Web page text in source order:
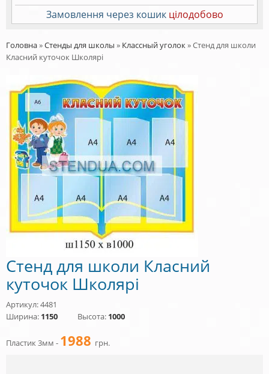
Замовлення через кошик цілодобово
Головна»Стенды для школы » Классный уголок»Стенд для школи
Класний куточок Школярі
Стенд для школи Класний
куточок Школярі
Артикул: 4481
Ширина: 1150 Высота: 1000
Пластик 3мм - 1988 грн.